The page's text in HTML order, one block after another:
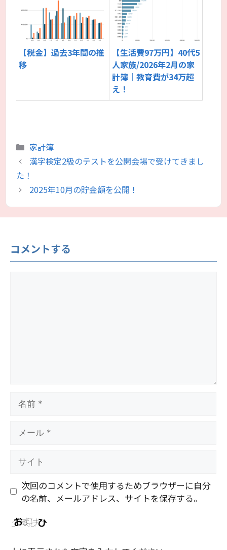
【税金】過去3年間の推
移
【生活費97万円】40代5
人家族/2026年2月の家
計簿｜教育費が34万超
え！
カ
テ
ゴ
リ
ー
家計簿
漢字検定2級のテストを公開会場で受けてきまし
た！
2025年10月の貯金額を公開！
コメントする
次回のコメントで使用するためブラウザーに自分
の名前、メールアドレス、サイトを保存する。